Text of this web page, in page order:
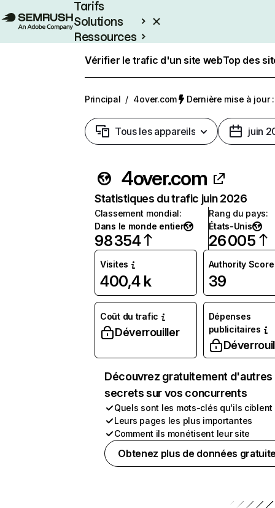
Tarifs
Solutions
Ressources
Vérifier le trafic d'un site webTop des
Principal / 4over.com Dernière mise à jour
Tous les appareils juin
4over.com
Statistiques du trafic juin 2026
Classement mondial:
Dans le monde entier
98 354
Rang du pays:
États-Unis
26 005
Visites
400,4 k
Authority Score
39
Coût du trafic
Déverrouiller
Dépenses
publicitaires
Découvrez gratuitement d'autres
secrets sur vos concurrents
Quels sont les mots-clés qu'ils ciblent
Leurs pages les plus importantes
Comment ils monétisent leur site
Obtenez plus de données